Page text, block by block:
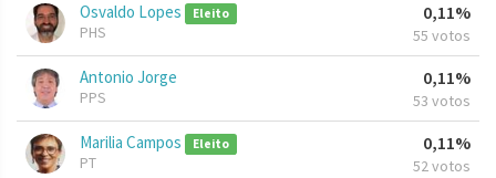
Osvaldo Lopes Eleito
PHS
0,11%
55 votos
Antonio Jorge
PPS
0,11%
53 votos
Marilia Campos Eleito
PT
0,11%
52 votos